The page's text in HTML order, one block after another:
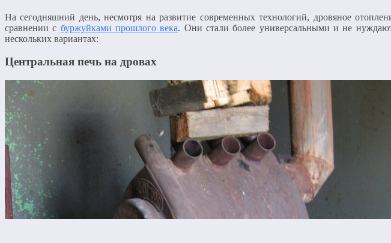
На сегодняшний день, несмотря на развитие современных технологий, дровяное
сравнении с буржуйками прошлого века. Они стали более универсальными и не
нескольких вариантах:
Центральная печь на дровах